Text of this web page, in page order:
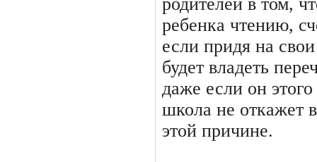
ребенка чтению,
если придя на
будет владеть
даже если он
школа не откажет
этой причине.